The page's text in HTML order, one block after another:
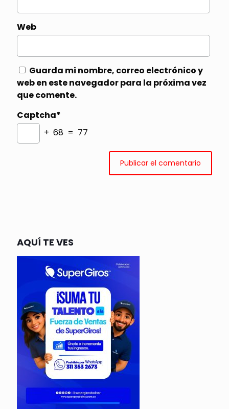
Web
Guarda mi nombre, correo electrónico y
web en este navegador para la próxima vez
que comente.
Captcha*
+ 68 = 77
AQUÍ TE VES